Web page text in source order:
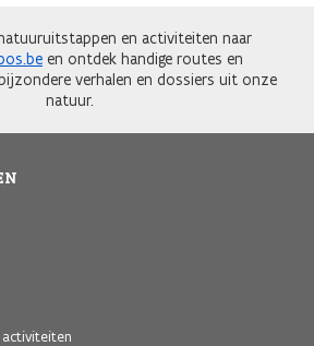
en activiteiten naar
en ontdek handige routes en
verhalen en dossiers uit onze
natuur.
activiteiten